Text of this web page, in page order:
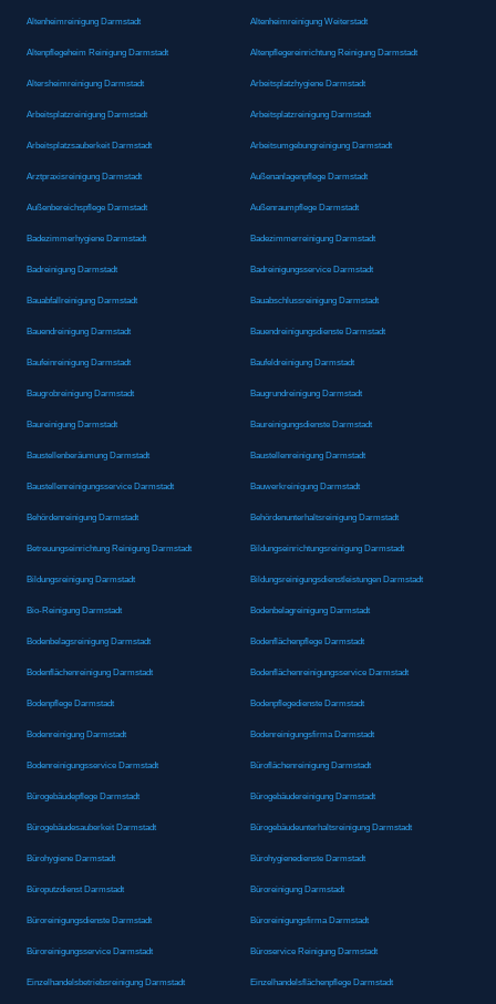
Altenheimreinigung Darmstadt Altenheimreinigung Weiterstadt
Altenpflegeheim Reinigung Darmstadt Altenpflegereinrichtung Reinigung Darmstadt
Altersheimreinigung Darmstadt Arbeitsplatzhygiene Darmstadt
Arbeitsplatzreinigung Darmstadt Arbeitsplatzreinigung Darmstadt
Arbeitsplatzsauberkeit Darmstadt Arbeitsumgebungreinigung Darmstadt
Arztpraxisreinigung Darmstadt Außenanlagenpflege Darmstadt
Außenbereichspflege Darmstadt Außenraumpflege Darmstadt
Badezimmerhygiene Darmstadt Badezimmerreinigung Darmstadt
Badreinigung Darmstadt Badreinigungsservice Darmstadt
Bauabfallreinigung Darmstadt Bauabschlussreinigung Darmstadt
Bauendreinigung Darmstadt Bauendreinigungsdienste Darmstadt
Baufeinreinigung Darmstadt Baufeldreinigung Darmstadt
Baugrobreinigung Darmstadt Baugrundreinigung Darmstadt
Baureinigung Darmstadt Baureinigungsdienste Darmstadt
Baustellenberäumung Darmstadt Baustellenreinigung Darmstadt
Baustellenreinigungsservice Darmstadt Bauwerkreinigung Darmstadt
Behördenreinigung Darmstadt Behördenunterhaltsreinigung Darmstadt
Betreuungseinrichtung Reinigung Darmstadt Bildungseinrichtungsreinigung Darmstadt
Bildungsreinigung Darmstadt Bildungsreinigungsdienstleistungen Darmstadt
Bio-Reinigung Darmstadt Bodenbelagreinigung Darmstadt
Bodenbelagsreinigung Darmstadt Bodenflächenpflege Darmstadt
Bodenflächenreinigung Darmstadt Bodenflächenreinigungsservice Darmstadt
Bodenpflege Darmstadt Bodenpflegedienste Darmstadt
Bodenreinigung Darmstadt Bodenreinigungsfirma Darmstadt
Bodenreinigungsservice Darmstadt Büroflächenreinigung Darmstadt
Bürogebäudepflege Darmstadt Bürogebäudereinigung Darmstadt
Bürogebäudesauberkeit Darmstadt Bürogebäudeunterhaltsreinigung Darmstadt
Bürohygiene Darmstadt Bürohygienedienste Darmstadt
Büroputzdienst Darmstadt Büroreinigung Darmstadt
Büroreinigungsdienste Darmstadt Büroreinigungsfirma Darmstadt
Büroreinigungsservice Darmstadt Büroservice Reinigung Darmstadt
Einzelhandelsbetriebsreinigung Darmstadt Einzelhandelsflächenpflege Darmstadt